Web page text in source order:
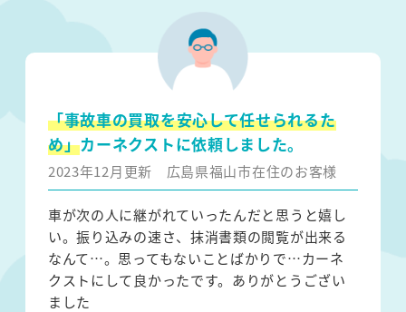
「事故車の買取を安心して任せられるた
め」カーネクストに依頼しました。
2023年12月更新 広島県福山市在住のお客様
車が次の人に継がれていったんだと思うと嬉し
い。振り込みの速さ、抹消書類の閲覧が出来る
なんて…。思ってもないことばかりで…カーネ
クストにして良かったです。ありがとうござい
ました